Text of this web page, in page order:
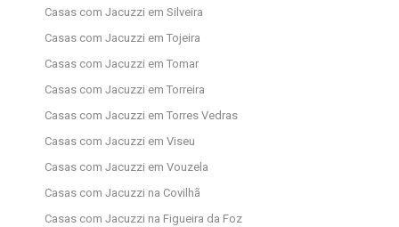
Casas com Jacuzzi em Silveira
Casas com Jacuzzi em Tojeira
Casas com Jacuzzi em Tomar
Casas com Jacuzzi em Torreira
Casas com Jacuzzi em Torres Vedras
Casas com Jacuzzi em Viseu
Casas com Jacuzzi em Vouzela
Casas com Jacuzzi na Covilhã
Casas com Jacuzzi na Figueira da Foz